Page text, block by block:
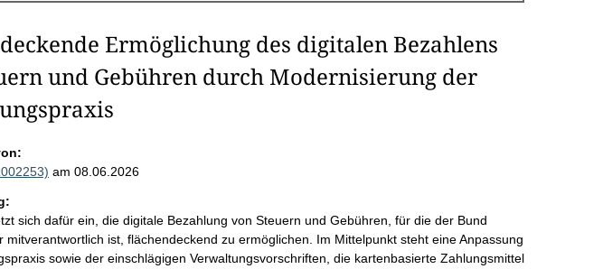
Ermöglichung des digitalen Bezahlens
und Gebühren durch Modernisierung der
am 08.06.2026
sich dafür ein, die digitale Bezahlung von Steuern und Gebühren, für die der Bund
mitverantwortlich ist, flächendeckend zu ermöglichen. Im Mittelpunkt steht eine Anpassung
sowie der einschlägigen Verwaltungsvorschriften, die kartenbasierte Zahlungsmittel